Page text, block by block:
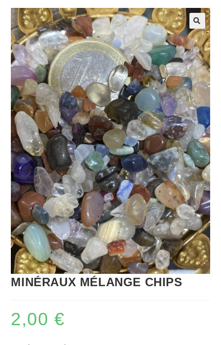
MINÉRAUX MÉLANGE CHIPS
2,00 €